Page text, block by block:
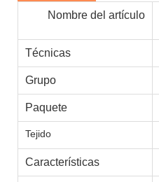
Nombre del artículo
Técnicas
Grupo
Paquete
Tejido
Características